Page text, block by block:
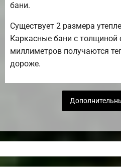
бани.
Существует 2 размера
Каркасные бани с толщиной
миллиметров получаются
дороже.